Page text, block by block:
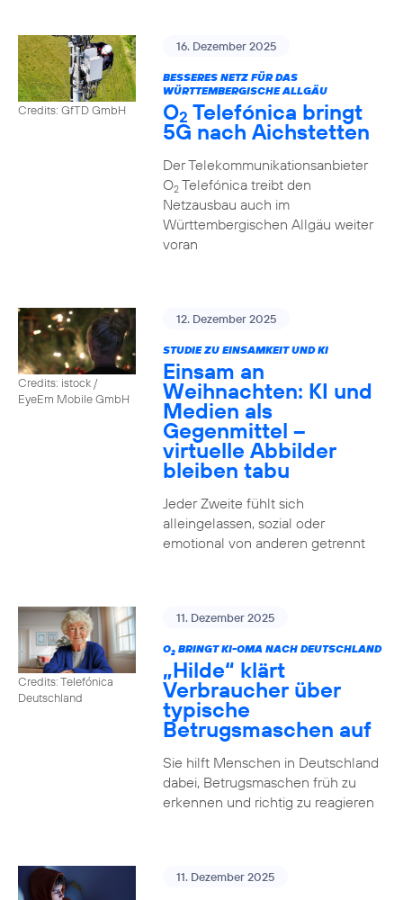
Credits: GfTD GmbH
16. Dezember 2025
BESSERES NETZ FÜR DAS
WÜRTTEMBERGISCHE ALLGÄU
O2 Telefónica bringt
5G nach Aichstetten
Der Telekommunikationsanbieter
O2Telefónica treibt den
Netzausbau auch im
Württembergischen Allgäu weiter
voran
Credits: istock /
EyeEm Mobile GmbH
12. Dezember 2025
STUDIE ZU EINSAMKEIT UND KI
Einsam an
Weihnachten: KI und
Medien als
Gegenmittel –
virtuelle Abbilder
bleiben tabu
Jeder Zweite fühlt sich
alleingelassen, sozial oder
emotional von anderen getrennt
Credits: Telefónica
Deutschland
11. Dezember 2025
O2BRINGT KI-OMA NACH DEUTSCHLAND
„Hilde“ klärt
Verbraucher über
typische
Betrugsmaschen auf
Sie hilft Menschen in Deutschland
dabei, Betrugsmaschen früh zu
erkennen und richtig zu reagieren
11. Dezember 2025